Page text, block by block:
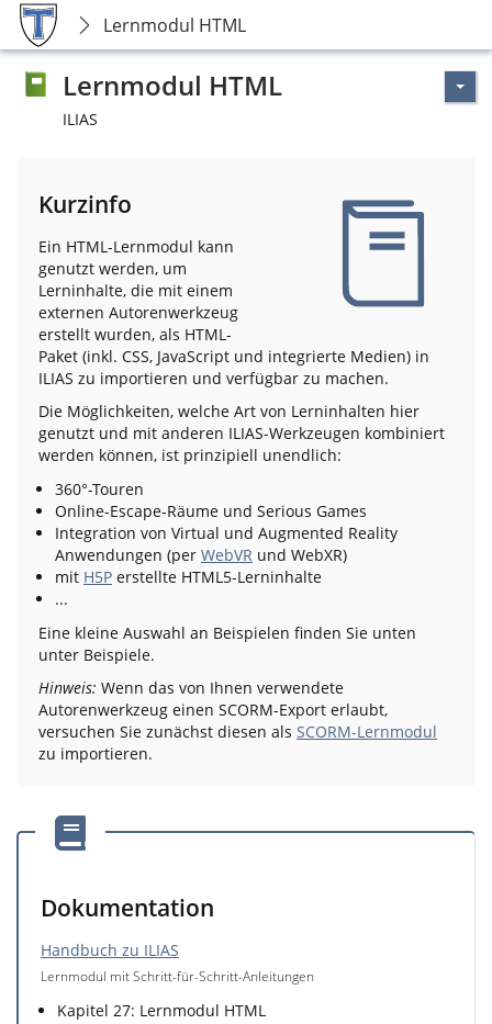
Lernmodul HTML
Lernmodul HTML
ILIAS
Kurzinfo
Ein HTML-Lernmodul kann
genutzt werden, um
Lerninhalte, die mit einem
externen Autorenwerkzeug
erstellt wurden, als HTML-
Paket (inkl. CSS, JavaScript und integrierte Medien) in
ILIAS zu importieren und verfügbar zu machen.
Die Möglichkeiten, welche Art von Lerninhalten hier
genutzt und mit anderen ILIAS-Werkzeugen kombiniert
werden können, ist prinzipiell unendlich:
360°-Touren
Online-Escape-Räume und Serious Games
Integration von Virtual und Augmented Reality
Anwendungen (per WebVR und WebXR)
mit H5P erstellte HTML5-Lerninhalte
...
Eine kleine Auswahl an Beispielen finden Sie unten
unter Beispiele.
Hinweis: Wenn das von Ihnen verwendete
Autorenwerkzeug einen SCORM-Export erlaubt,
versuchen Sie zunächst diesen als SCORM-Lernmodul
zu importieren.
Dokumentation
Handbuch zu ILIAS
Lernmodul mit Schritt-für-Schritt-Anleitungen
Kapitel 27: Lernmodul HTML